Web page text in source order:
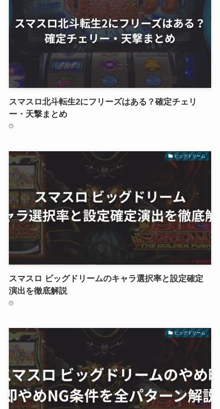
スマスロ北斗転生2にフリーズはある？確定チェリ
ー・天撃まとめ
ビッグドリーム
スマスロ ビッグドリームのキャラ選択率と設定確定
演出を徹底解説
ビッグドリーム